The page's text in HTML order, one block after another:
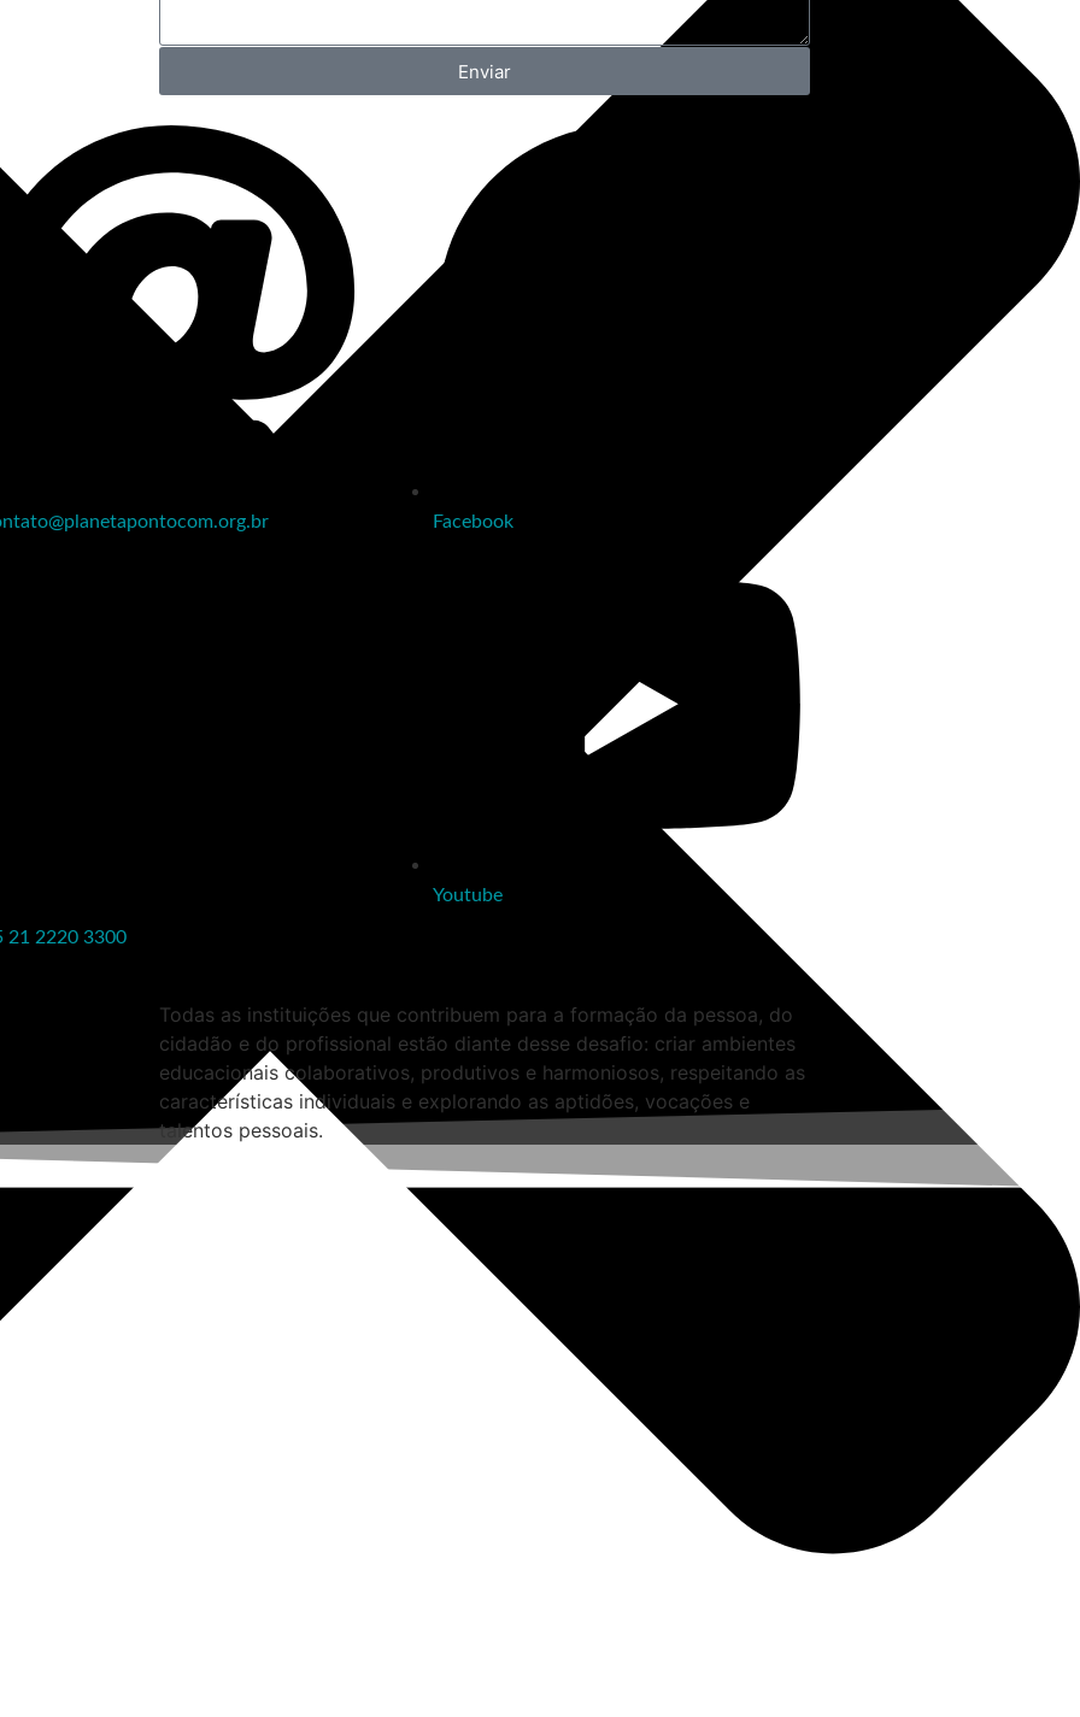
Enviar
21 2220 3300
Facebook
Youtube
Todas as instituições que contribuem para a formação da pessoa, do
cidadão e do profissional estão diante desse desafio: criar ambientes
educacionais colaborativos, produtivos e harmoniosos, respeitando as
características individuais e explorando as aptidões, vocações e
talentos pessoais.